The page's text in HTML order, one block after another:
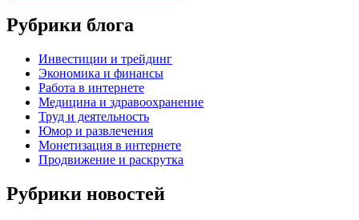
Рубрики блога
Инвестиции и трейдинг
Экономика и финансы
Работа в интернете
Медицина и здравоохранение
Труд и деятельность
Юмор и развлечения
Монетизация в интернете
Продвижение и раскрутка
Рубрики новостей